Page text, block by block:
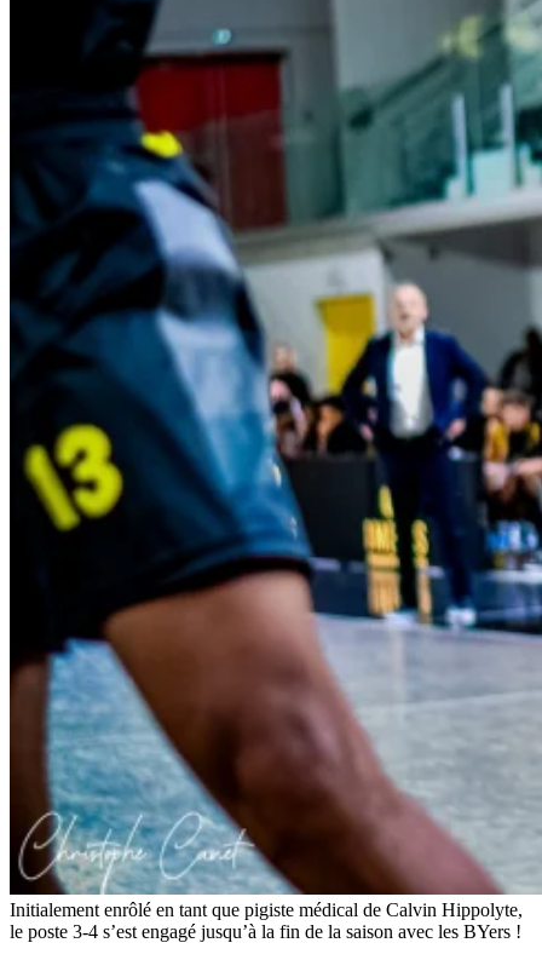
Initialement enrôlé en tant que pigiste médical de Calvin Hippolyte,
le poste 3-4 s’est engagé jusqu’à la fin de la saison avec les BYers !